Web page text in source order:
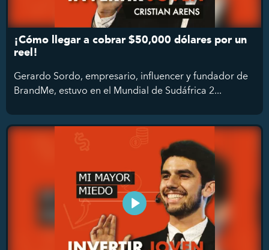
¡Cómo llegar a cobrar $50,000 dólares por un
reel!
Gerardo Sordo, empresario, influencer y fundador de
BrandMe, estuvo en el Mundial de Sudáfrica 2...